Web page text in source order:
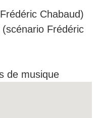
Chabaud)
(scénario Frédéric
de musique